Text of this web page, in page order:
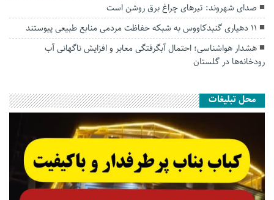
صدای شهروند: تیرهای چراغ برق روشن است
۱۱ دهیاری گنبدکاووس به شبکه حفاظت مردمی منابع طبیعی پیوستند
هشدار هواشناسی؛ احتمال آبگرفتگی معابر و افزایش ناگهانی آب
رودخانه‌ها در گلستان
محل تبلیغات